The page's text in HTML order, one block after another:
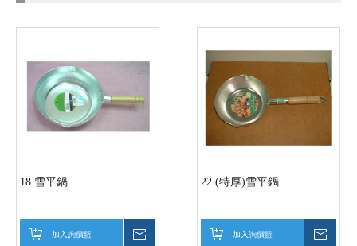
18 雪平鍋
加入詢價籃
22 (特厚)雪平鍋
加入詢價籃